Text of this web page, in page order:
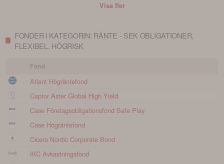
Visa fler
FONDER I KATEGORIN: RÄNTE - SEK OBLIGATIONER,
FLEXIBEL, HÖGRISK
Fond
Atlant Högräntefond
Captor Aster Global High Yield
Case Företagsobligationsfond Safe Play
Case Högräntefond
Cicero Nordic Corporate Bond
IKC Avkastningsfond